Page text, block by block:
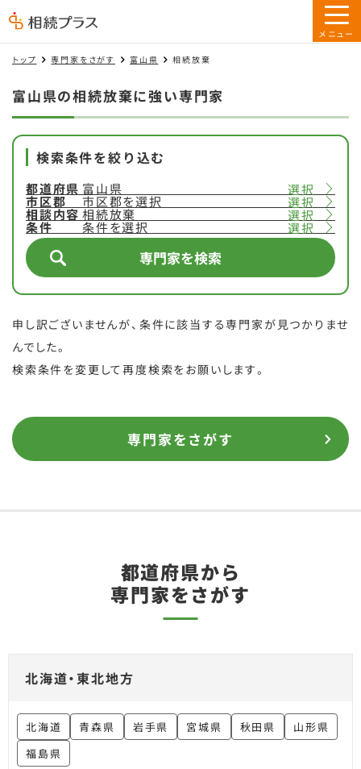
トップ 専門家をさがす 富山県 相続放棄
富山県の相続放棄に強い専門家
検索条件を絞り込む
都道府県 富山県 選択
市区郡 市区郡を選択 選択
相談内容 相続放棄 選択
条件 条件を選択 選択
専門家を検索
申し訳ございませんが、条件に該当する専門家が見つかりませ
んでした。
検索条件を変更して再度検索をお願いします。
専門家をさがす
都道府県から
専門家をさがす
北海道・東北地方
北海道 青森県 岩手県 宮城県 秋田県
山形県
福島県